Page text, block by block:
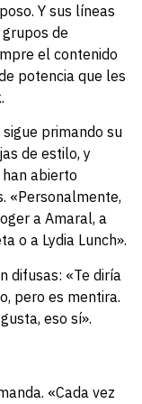
Y sus líneas
de
el contenido
potencia que les
primando su
de estilo, y
abierto
«Personalmente,
a Amaral, a
o a Lydia Lunch».
difusas: «Te diría
pero es mentira.
eso sí».
«Cada vez